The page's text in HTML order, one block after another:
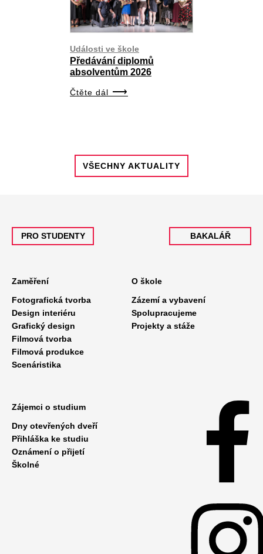
Události ve škole
Předávání diplomů
absolventům 2026
Čtěte dál
VŠECHNY AKTUALITY
PRO STUDENTY BAKALÁŘ
Zaměření
Fotografická tvorba
Design interiéru
Grafický design
Filmová tvorba
Filmová produkce
Scenáristika
O škole
Zázemí a vybavení
Spolupracujeme
Projekty a stáže
Zájemci o studium
Dny otevřených dveří
Přihláška ke studiu
Oznámení o přijetí
Školné